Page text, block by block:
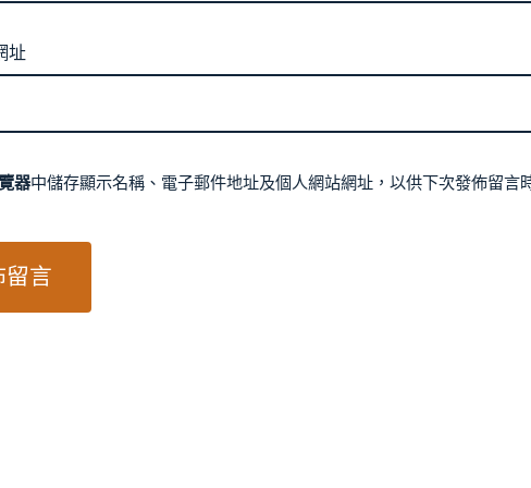
址
器中儲存顯示名稱、電子郵件地址及個人網站網址，以供下次發佈留言